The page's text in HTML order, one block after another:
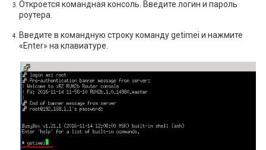
Откроется командная консоль. Введите логин и пароль
роутера.
Введите в командную строку команду getimei и нажмите
«Enter» на клавиатуре.